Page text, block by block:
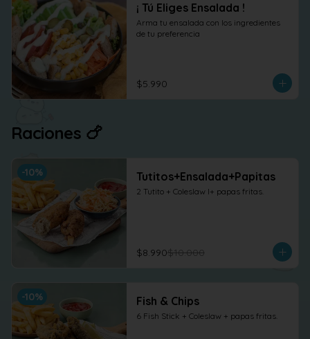
¡ Tú Eliges Ensalada !
Arma tu ensalada con los ingredientes
de tu preferencia
$5.990
Raciones 🍗
-10% Tutitos+Ensalada+Papitas
2 Tutito + Coleslaw l+ papas fritas.
$8.990$10.000
-10% Fish & Chips
6 Fish Stick + Coleslaw + papas fritas.